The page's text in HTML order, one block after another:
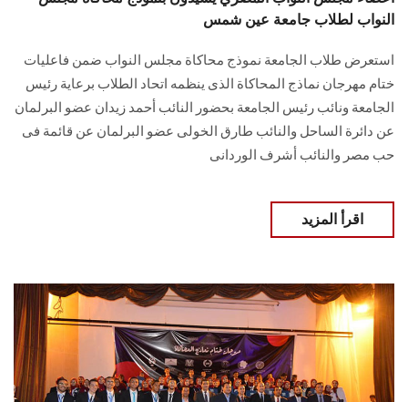
النواب لطلاب جامعة عين شمس
استعرض طلاب الجامعة نموذج محاكاة مجلس النواب ضمن فاعليات
ختام مهرجان نماذج المحاكاة الذى ينظمه اتحاد الطلاب برعاية رئيس
الجامعة ونائب رئيس الجامعة بحضور النائب أحمد زيدان عضو البرلمان
عن دائرة الساحل والنائب طارق الخولى عضو البرلمان عن قائمة فى
حب مصر والنائب أشرف الوردانى
اقرأ المزيد